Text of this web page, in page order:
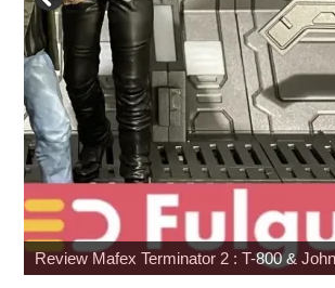
Wonfest : les indépendants